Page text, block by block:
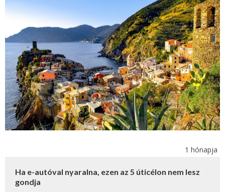
1 hónapja
Ha e-autóval nyaralna, ezen az 5 úticélon nem lesz
gondja